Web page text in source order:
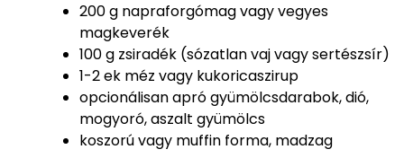
200 g napraforgómag vagy vegyes
magkeverék
100 g zsiradék (sózatlan vaj vagy sertészsír)
1-2 ek méz vagy kukoricaszirup
opcionálisan apró gyümölcsdarabok, dió,
mogyoró, aszalt gyümölcs
koszorú vagy muffin forma, madzag